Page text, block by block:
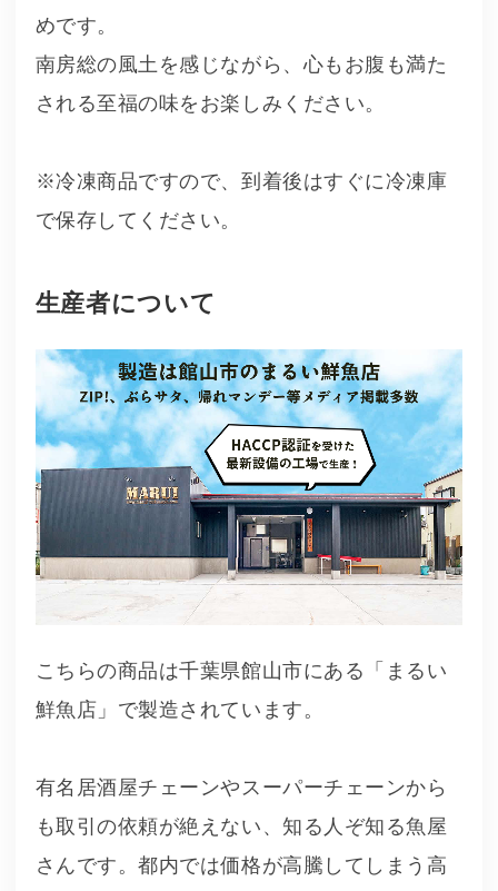
めです。
南房総の風土を感じながら、心もお腹も満た
される至福の味をお楽しみください。
※冷凍商品ですので、到着後はすぐに冷凍庫
で保存してください。
生産者について
こちらの商品は千葉県館山市にある「まるい
鮮魚店」で製造されています。
有名居酒屋チェーンやスーパーチェーンから
も取引の依頼が絶えない、知る人ぞ知る魚屋
さんです。都内では価格が高騰してしまう高